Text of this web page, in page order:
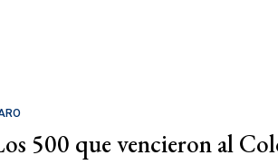
500 que vencieron al